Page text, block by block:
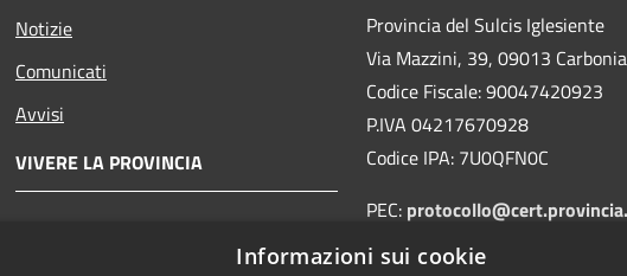
Notizie
Comunicati
Avvisi
VIVERE LA PROVINCIA
Provincia del Sulcis Iglesiente
Via Mazzini, 39, 09013
Codice Fiscale: 90047420923
P.IVA 04217670928
Codice IPA: 7U0QFN0C
PEC: protocollo@cert.provincia.
sulcisiglesiente.it
Informazioni sui cookie